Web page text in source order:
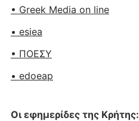
• Greek Media on line
• esiea
• ΠΟΕΣΥ
• edoeap
Οι εφημερίδες της Κρήτης: